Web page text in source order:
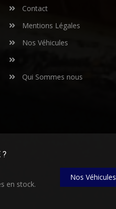
Contact
Mentions Légales
Nos Véhicules
Qui Sommes nous
?
en stock.
Nos Véhicules